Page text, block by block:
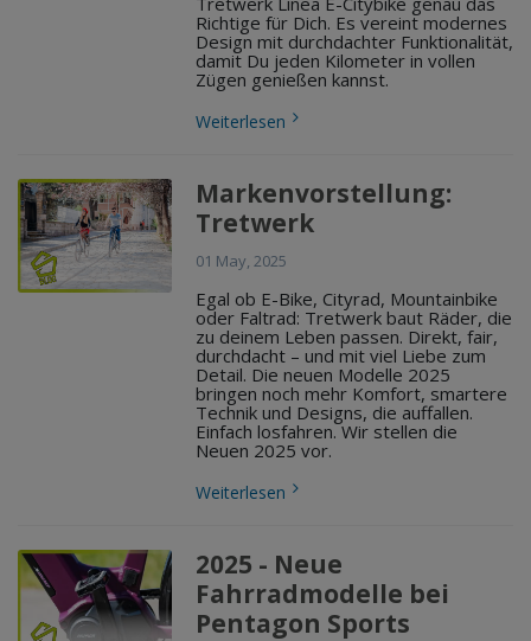
Richtige für Dich. Es vereint modernes
Design mit durchdachter Funktionalität,
damit Du jeden Kilometer in vollen
Zügen genießen kannst.
Weiterlesen
Markenvorstellung:
Tretwerk
01 May, 2025
Egal ob E-Bike, Cityrad, Mountainbike
oder Faltrad: Tretwerk baut Räder, die
zu deinem Leben passen. Direkt, fair,
durchdacht – und mit viel Liebe zum
Detail. Die neuen Modelle 2025
bringen noch mehr Komfort, smartere
Technik und Designs, die auffallen.
Einfach losfahren. Wir stellen die
Neuen 2025 vor.
Weiterlesen
2025 - Neue
Fahrradmodelle bei
Pentagon Sports